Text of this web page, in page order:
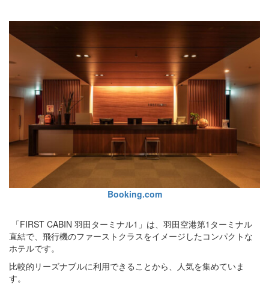
Booking.com
「FIRST CABIN 羽田ターミナル1」は、羽田空港第1ターミナル
直結で、飛行機のファーストクラスをイメージしたコンパクトな
ホテルです。
比較的リーズナブルに利用できることから、人気を集めていま
す。